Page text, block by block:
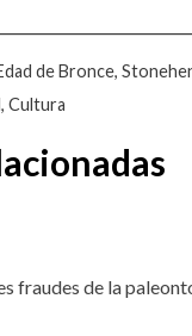
de Bronce,
Cultura
fraudes de la